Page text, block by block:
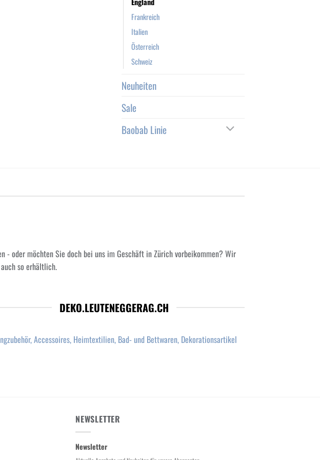
Frankreich
Italien
Österreich
Schweiz
Neuheiten
Sale
Baobab Linie
- oder möchten Sie doch bei uns im Geschäft in Zürich vorbeikommen? Wir
so erhältlich.
DEKO.LEUTENEGGERAG.CH
Accessoires, Heimtextilien, Bad- und Bettwaren, Dekorationsartikel
NEWSLETTER
Newsletter